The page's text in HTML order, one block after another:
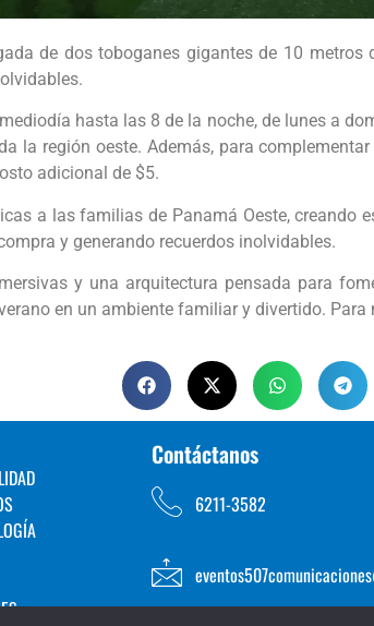
de dos toboganes gigantes de 10
hasta las 8 de la noche, de lunes a
la región oeste. Además, para
adicional de $5.
a las familias de Panamá Oeste,
y generando recuerdos inolvidables.
y una arquitectura pensada para
en un ambiente familiar y divertido.
Contáctanos
6211-3582